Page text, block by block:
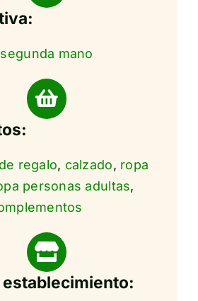
mano
regalo, calzado, ropa
personas adultas,
establecimiento: